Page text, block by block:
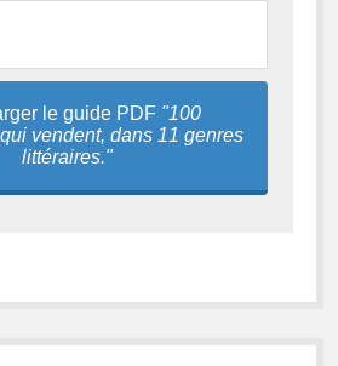
le guide PDF "100
vendent, dans 11 genres
littéraires."